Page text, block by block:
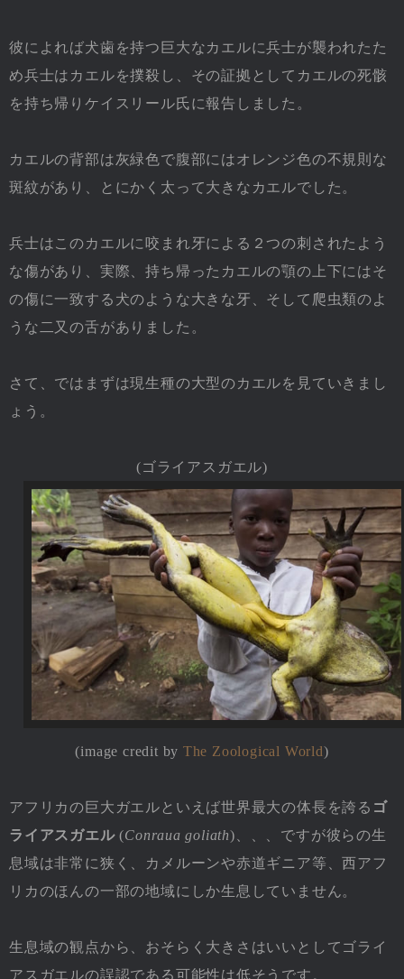
彼によれば犬歯を持つ巨大なカエルに兵士が襲われたた
め兵士はカエルを撲殺し、その証拠としてカエルの死骸
を持ち帰りケイスリール氏に報告しました。
カエルの背部は灰緑色で腹部にはオレンジ色の不規則な
斑紋があり、とにかく太って大きなカエルでした。
兵士はこのカエルに咬まれ牙による２つの刺されたよう
な傷があり、実際、持ち帰ったカエルの顎の上下にはそ
の傷に一致する犬のような大きな牙、そして爬虫類のよ
うな二又の舌がありました。
さて、ではまずは現生種の大型のカエルを見ていきまし
ょう。
(ゴライアスガエル)
(image credit by The Zoological World)
アフリカの巨大ガエルといえば世界最大の体長を誇る ゴ
ライアスガエル(Conraua goliath)、、、ですが彼らの生
息域は非常に狭く、カメルーンや赤道ギニア等、西アフ
リカのほんの一部の地域にしか生息していません。
生息域の観点から、おそらく大きさはいいとしてゴライ
アスガエルの誤認である可能性は低そうです。